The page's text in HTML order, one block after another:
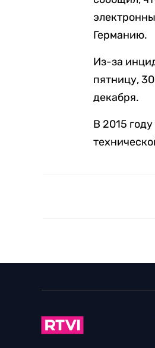
Германию.
Из-за
пятницу,
декабря.
В 2015